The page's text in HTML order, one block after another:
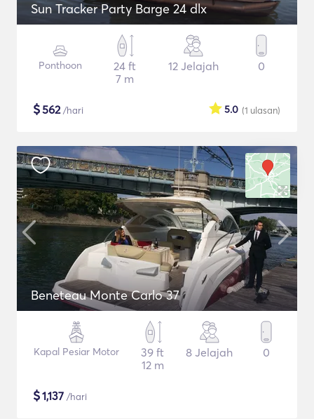
Sun Tracker Party Barge 24 dlx
Ponthoon
24 ft
7 m
12 Jelajah 0
$562/hari (1 ulasan)
5.0
Beneteau Monte Carlo 37
Kapal Pesiar Motor
39 ft
12 m
8 Jelajah 0
$1,137 /hari